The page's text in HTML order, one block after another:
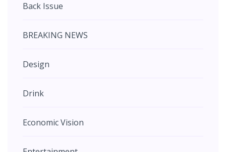
Back Issue
BREAKING NEWS
Design
Drink
Economic Vision